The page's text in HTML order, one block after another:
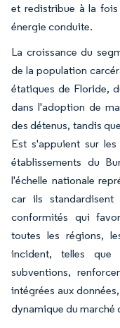
et redistribue à la
énergie conduite.
La croissance du
de la population
étatiques de Floride,
dans l'adoption de
des détenus, tandis
Est s'appuient sur
établissements du
l'échelle nationale
car ils
conformités qui
toutes les régions,
incident, telles que
subventions,
intégrées aux
dynamique du marché